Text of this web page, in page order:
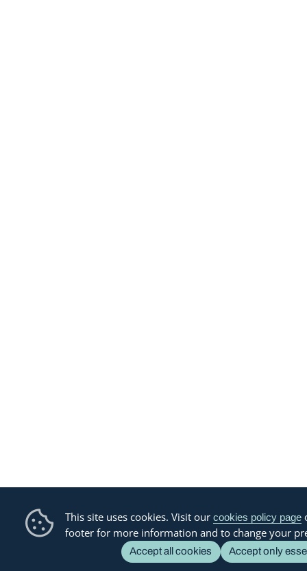
This site uses cookies. Visit our cookies policy page
footer for more information and to change your
Accept all cookies Accept only